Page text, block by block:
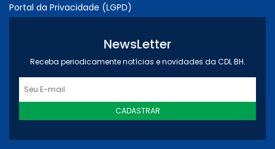
Portal da Privacidade (LGPD)
NewsLetter
Receba periodicamente notícias e novidades da CDL BH.
CADASTRAR